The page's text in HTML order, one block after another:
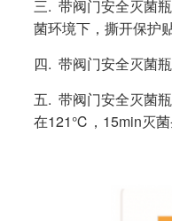
三. 带阀门安全灭菌
菌环境下，撕开保护
四. 带阀门安全灭菌
五. 带阀门安全灭菌
在121℃，15min灭菌